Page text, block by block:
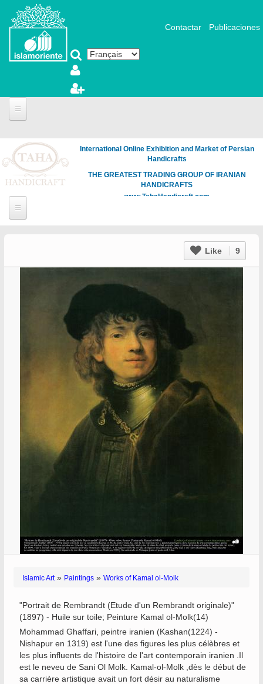
Aller au contenu principal
Contactar Publicaciones
International Online Exhibition and Market of Persian
Handicrafts
THE GREATEST TRADING GROUP OF IRANIAN
HANDICRAFTS
www.TahaHandicraft.com
Like 9
Islamic Art» Paintings » Works of Kamal ol-Molk
"Portrait de Rembrandt (Etude d'un Rembrandt originale)"
(1897) - Huile sur toile; Peinture Kamal ol-Molk(14)
Mohammad Ghaffari, peintre iranien (Kashan(1224) -
Nishapur en 1319) est l'une des figures les plus célèbres et
les plus influents de l'histoire de l'art contemporain iranien .Il
est le neveu de Sani Ol Molk. Kamal-ol-Molk ,dès le début de
sa carrière artistique avait un fort désir au naturalisme